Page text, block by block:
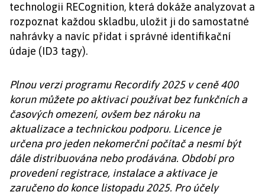
technologii RECognition, která dokáže analyzovat a
rozpoznat každou skladbu, uložit ji do samostatné
nahrávky a navíc přidat i správné identifikační
údaje (ID3 tagy).
Plnou verzi programu Recordify 2025 v ceně 400
korun můžete po aktivaci používat bez funkčních a
časových omezení, ovšem bez nároku na
aktualizace a technickou podporu. Licence je
určena pro jeden nekomerční počítač a nesmí být
dále distribuována nebo prodávána. Období pro
provedení registrace, instalace a aktivace je
zaručeno do konce listopadu 2025. Pro účely